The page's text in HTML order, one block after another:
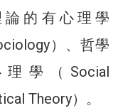
論的有心理學
）、哲學
理學（Social
Theory）。